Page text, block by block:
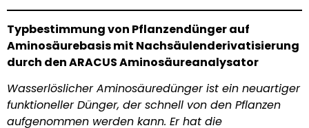
Typbestimmung von Pflanzendünger auf
Aminosäurebasis mit Nachsäulenderivatisierung
durch den ARACUS Aminosäureanalysator
Wasserlöslicher Aminosäuredünger ist ein neuartiger
funktioneller Dünger, der schnell von den Pflanzen
aufgenommen werden kann. Er hat die